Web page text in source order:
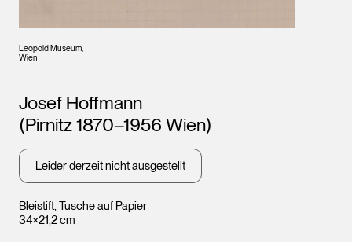
Leopold Museum,
Wien
Bleistift, Tusche auf Papier
34×21,2 cm
Künstler*innen
Josef Hoffmann
(Pirnitz 1870–1956 Wien)
Leider derzeit nicht ausgestellt